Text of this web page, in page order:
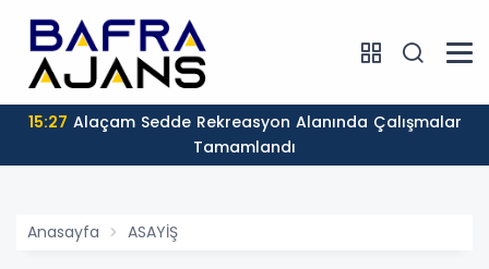
15:27
Tamamlandı
Anasayfa ASAYİŞ